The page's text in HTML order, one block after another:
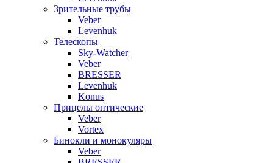
Зрительные трубы
Veber
Levenhuk
Телескопы
Sky-Watcher
Veber
BRESSER
Levenhuk
Konus
Прицелы оптические
Veber
Vortex
Бинокли и монокуляры
Veber